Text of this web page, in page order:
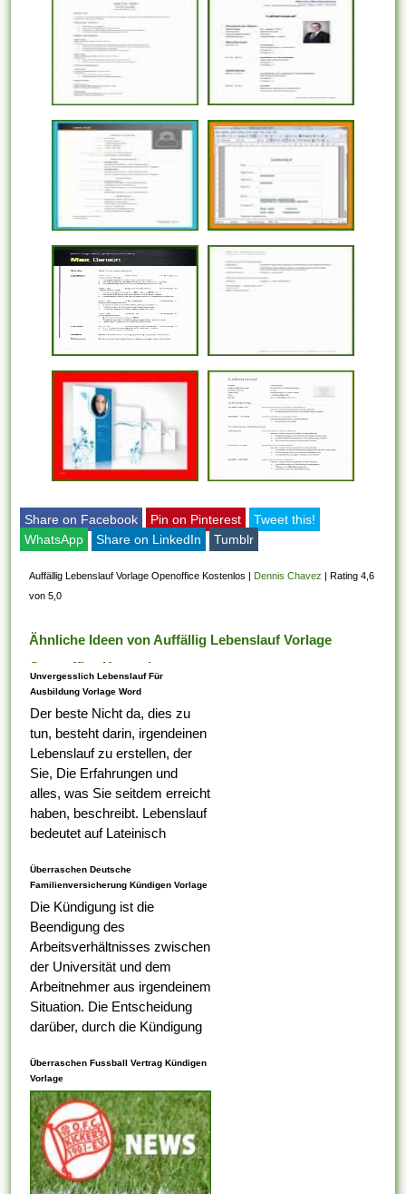
Share on Facebook Pin on Pinterest
Tweet this!
WhatsApp
Share on LinkedIn Tumblr
Auffällig Lebenslauf Vorlage Openoffice Kostenlos | Dennis Chavez |Rating 4,6
von 5,0
Ähnliche Ideen von Auffällig Lebenslauf Vorlage
Openoffice Kostenlos
Unvergesslich Lebenslauf Für
Ausbildung Vorlage Word
Der beste Nicht da, dies zu
tun, besteht darin, irgendeinen
Lebenslauf zu erstellen, der
Sie, Die Erfahrungen und
alles, was Sie seitdem erreicht
haben, beschreibt. Lebenslauf
bedeutet auf Lateinisch
Tabelle darauf ist,...
Überraschen Deutsche
Familienversicherung Kündigen Vorlage
Die Kündigung ist die
Beendigung des
Arbeitsverhältnisses zwischen
der Universität und dem
Arbeitnehmer aus irgendeinem
Situation. Die Entscheidung
darüber, durch die Kündigung
ungerecht ist , alternativ nicht,
liegt bei dem
Arbeitsaufsichtsbeamten oder
vom Ermessen des...
Überraschen Fussball Vertrag Kündigen
Vorlage